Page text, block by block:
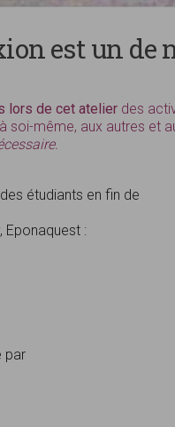
est un de
lors de cet atelier des
soi-même, aux autres et
étudiants en fin de
Eponaquest :
par